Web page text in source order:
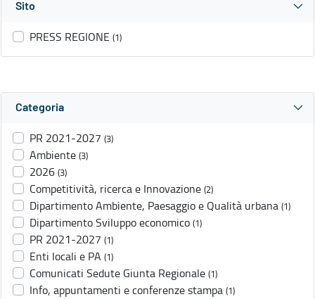
Sito
PRESS REGIONE (1)
Categoria
PR 2021-2027 (3)
Ambiente (3)
2026 (3)
Competitività, ricerca e Innovazione (2)
Dipartimento Ambiente, Paesaggio e Qualità urbana (1)
Dipartimento Sviluppo economico (1)
PR 2021-2027 (1)
Enti locali e PA (1)
Comunicati Sedute Giunta Regionale (1)
Info, appuntamenti e conferenze stampa (1)